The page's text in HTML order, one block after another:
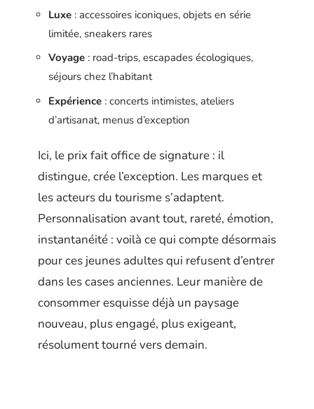
Luxe : accessoires iconiques, objets en série
limitée, sneakers rares
Voyage : road-trips, escapades écologiques,
séjours chez l’habitant
Expérience : concerts intimistes, ateliers
d’artisanat, menus d’exception
Ici, le prix fait office de signature : il
distingue, crée l’exception. Les marques et
les acteurs du tourisme s’adaptent.
Personnalisation avant tout, rareté, émotion,
instantanéité : voilà ce qui compte désormais
pour ces jeunes adultes qui refusent d’entrer
dans les cases anciennes. Leur manière de
consommer esquisse déjà un paysage
nouveau, plus engagé, plus exigeant,
résolument tourné vers demain.